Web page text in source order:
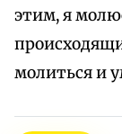
этим, я
молиться и